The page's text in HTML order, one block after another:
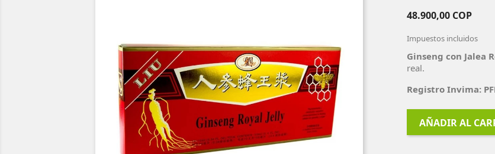
48.900,00 COP
Impuestos incluidos
Ginseng con Jalea
real.
Registro Invima:
AÑADIR AL